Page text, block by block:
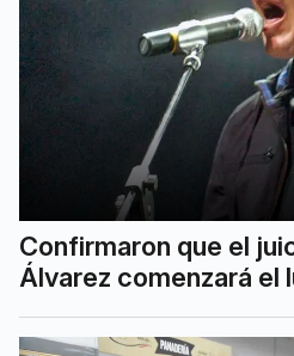
Confirmaron que el
Álvarez comenzará el